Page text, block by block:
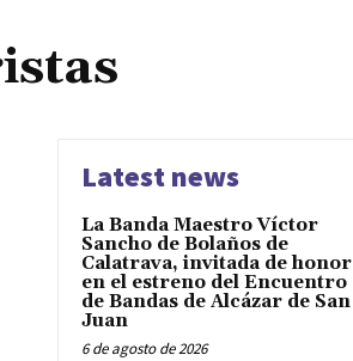
Latest news
La Banda Maestro Víctor
Sancho de Bolaños de
Calatrava, invitada de honor
en el estreno del Encuentro
de Bandas de Alcázar de San
Juan
6 de agosto de 2026